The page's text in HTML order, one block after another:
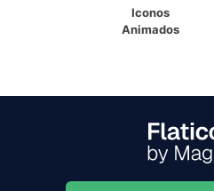
Iconos
Animados